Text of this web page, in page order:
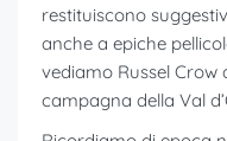
restituiscono
anche a epiche
vediamo Russel Crow
campagna della Val